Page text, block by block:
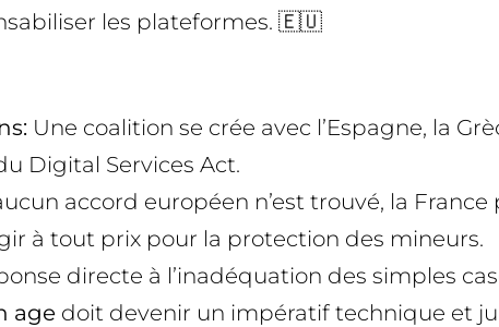
les plateformes. 🇪🇺
Une coalition se crée avec l’Espagne, la
Digital Services Act.
accord européen n’est trouvé, la
à tout prix pour la protection des mineurs.
directe à l’inadéquation des simples
age doit devenir un impératif technique et